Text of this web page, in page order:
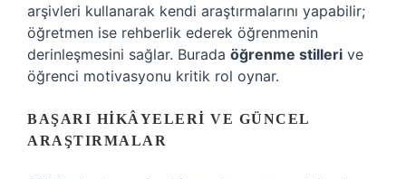
arşivleri kullanarak kendi araştırmalarını yapabilir;
öğretmen ise rehberlik ederek öğrenmenin
derinleşmesini sağlar. Burada öğrenme stilleri ve
öğrenci motivasyonu kritik rol oynar.
BAŞARI HIKÂYELERI VE GÜNCEL
ARAŞTIRMALAR